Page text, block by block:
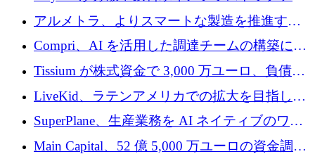
プラットフォームを拡張するために 242 万ユ
ーロを調達
アルメトラ、よりスマートな製造を推進する
ためにシリーズ A で 1,630 万ユーロを確保
Compri、AI を活用した調達チームの構築に
320 万ユーロを確保
Tissium が株式資金で 3,000 万ユーロ、負債で
3,000 万ユーロを調達
LiveKid、ラテンアメリカでの拡大を目指して
Aldea を買収
SuperPlane、生産業務を AI ネイティブのワー
クフロー層に変えるために 260 万ドルを確保
Main Capital、52 億 5,000 万ユーロの資金調達